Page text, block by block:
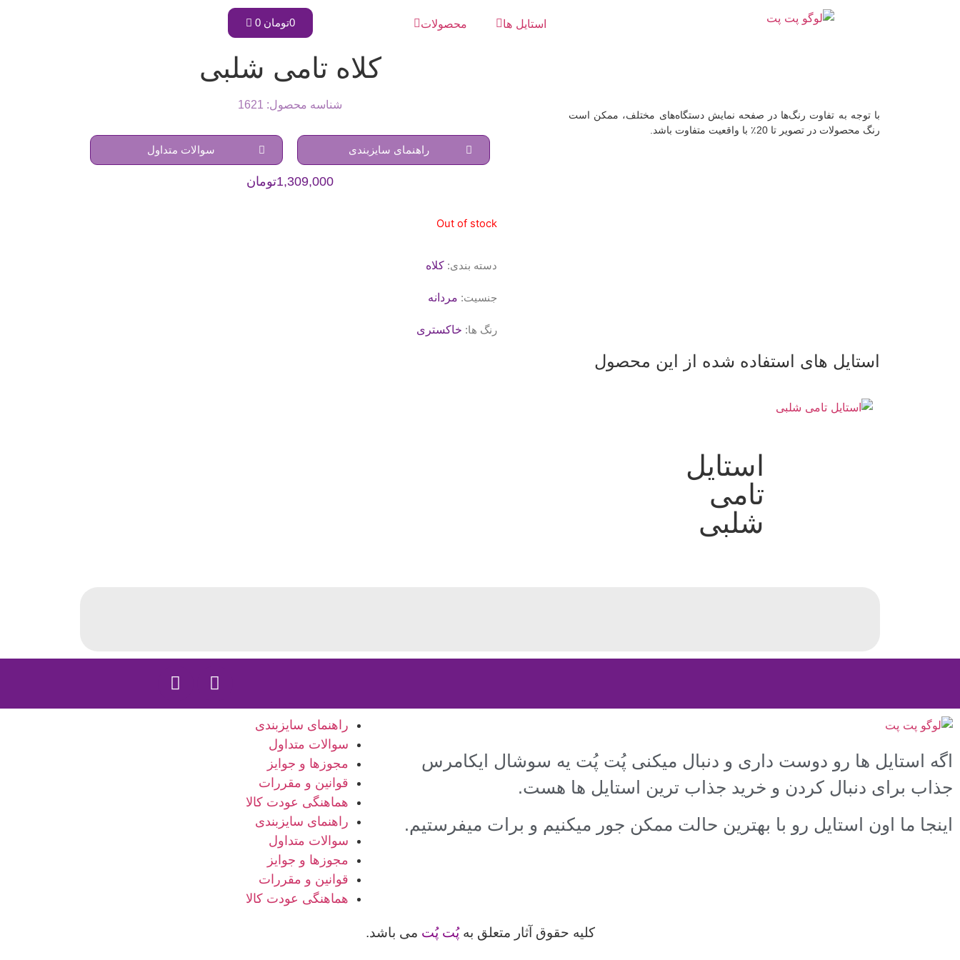
استایل ها محصولات 0تومان 0
با توجه به تفاوت رنگ‌ها در صفحه نمایش دستگاه‌های مختلف، ممکن است
رنگ محصولات در تصویر تا 20٪ با واقعیت متفاوت باشد.
کلاه تامی شلبی
شناسه محصول: 1621
راهنمای سایزبندی سوالات متداول
1,309,000تومان
Out of stock
دسته بندی: کلاه
جنسیت: مردانه
رنگ ها: خاکستری
استایل های استفاده شده از این محصول
استایل
تامی
شلبی
اگه استایل ها رو دوست داری و دنبال میکنی پُت پُت یه سوشال ایکامرس
جذاب برای دنبال کردن و خرید جذاب ترین استایل ها هست.
اینجا ما اون استایل رو با بهترین حالت ممکن جور میکنیم و برات میفرستیم.
راهنمای سایزبندی
سوالات متداول
مجوزها و جوایز
قوانین و مقررات
هماهنگی عودت کالا
راهنمای سایزبندی
سوالات متداول
مجوزها و جوایز
قوانین و مقررات
هماهنگی عودت کالا
کلیه حقوق آثار متعلق بهپُت پُت می باشد.